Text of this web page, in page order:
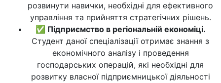
розвинути навички, необхідні для ефективного
управління та прийняття стратегічних рішень.
✅ Підприємство в регіональній економіці.
Студент даної спеціалізації отримає знання з
економічного аналізу і проведення
господарських операцій, які необхідні для
розвитку власної підприємницької діяльності